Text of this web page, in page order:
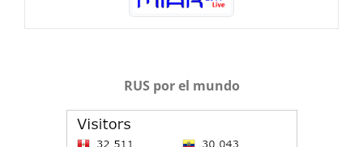
RUS por el mundo